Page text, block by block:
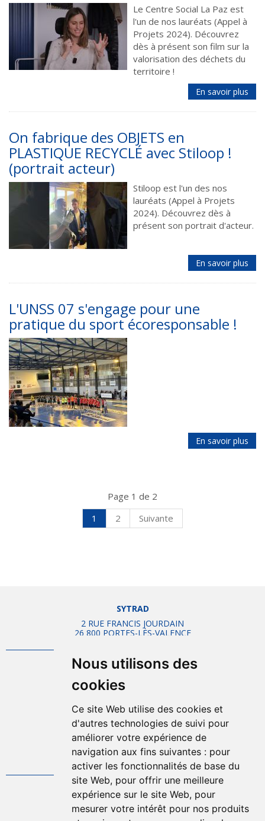
Nous utilisons des
cookies
Ce site Web utilise des cookies et
d'autres technologies de suivi pour
améliorer votre expérience de
navigation aux fins suivantes : pour
activer les fonctionnalités de base du
site Web, pour offrir une meilleure
expérience sur le site Web, pour
mesurer votre intérêt pour nos produits
Le Centre Social La Paz est
l'un de nos lauréats (Appel à
Projets 2024). Découvrez
dès à présent son film sur la
valorisation des déchets du
territoire !
En savoir plus
On fabrique des OBJETS en
PLASTIQUE RECYCLÉ avec Stiloop !
(portrait acteur)
Stiloop est l'un des nos
lauréats (Appel à Projets
2024). Découvrez dès à
présent son portrait d'acteur.
En savoir plus
L'UNSS 07 s'engage pour une
pratique du sport écoresponsable !
En savoir plus
Page 1 de 2
1
2 Suivante
SYTRAD
2 RUE FRANCIS JOURDAIN
26 800 PORTES-LÈS-VALENCE
Mentions légales
Plan d'accès
Offres d'emplois
Politique de confidentialité
Gestion des cookies
FAQ
04.75.57.80.00